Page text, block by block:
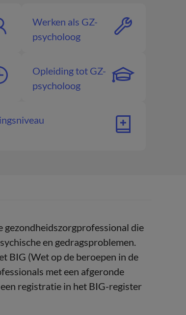
Werken als GZ-
psycholoog
Opleiding tot GZ-
psycholoog
gezondheidszorgprofessional die
en gedragsproblemen.
BIG (Wet op de beroepen in de
met een afgeronde
registratie in het BIG-register